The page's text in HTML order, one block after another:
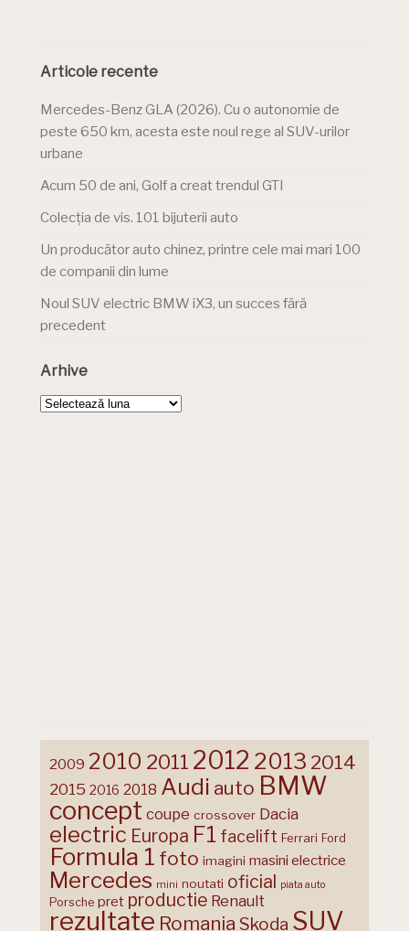
Articole recente
Mercedes-Benz GLA (2026). Cu o autonomie de
peste 650 km, acesta este noul rege al SUV-urilor
urbane
Acum 50 de ani, Golf a creat trendul GTI
Colecția de vis. 101 bijuterii auto
Un producător auto chinez, printre cele mai mari 100
de companii din lume
Noul SUV electric BMW iX3, un succes fără
precedent
Arhive
Arhive
2009 2010 2011 2012 2013 2014
2015 2016 2018 Audi auto BMW
concept coupe crossover Dacia
electric Europa F1 facelift Ferrari Ford
Formula 1 foto imagini masini electrice
Mercedes mini noutati oficial piata auto
Porsche pret productie Renault
rezultate Romania Skoda SUV